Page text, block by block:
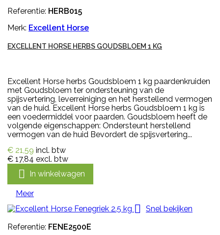
Referentie: HERB015
Merk: Excellent Horse
EXCELLENT HORSE HERBS GOUDSBLOEM 1 KG
Excellent Horse herbs Goudsbloem 1 kg paardenkruiden
met Goudsbloem ter ondersteuning van de
spijsvertering, leverreiniging en het herstellend vermogen
van de huid. Excellent Horse herbs Goudsbloem 1 kg is
een voedermiddel voor paarden. Goudsbloem heeft de
volgende eigenschappen: Ondersteunt herstellend
vermogen van de huid Bevordert de spijsvertering...
€ 21,59 incl. btw
€ 17,84 excl. btw
 In winkelwagen
Meer

Snel bekijken
Referentie: FENE2500E